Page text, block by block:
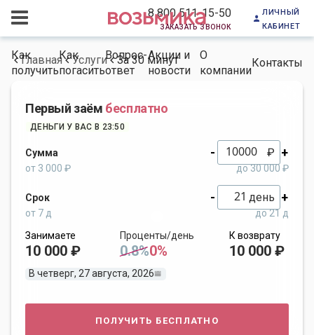
8 800 511-15-50
заказать звонок
личный
кабинет
Как
получить
Как
погасить
Вопрос-
ответ
Акции и
новости
О
компании
Контакты
Главная Услуги За 30 минут
Первый заём бесплатно
ДЕНЬГИ У ВАС В 23:50
Сумма - ₽ +
от 3 000 ₽ до 30 000 ₽
Срок - день +
от 7 д
до 21 д
Занимаете
10 000 ₽
Проценты/день
0.8%0%
К возврату
10 000 ₽
В четверг, 27 августа, 2026
получить бесплатно